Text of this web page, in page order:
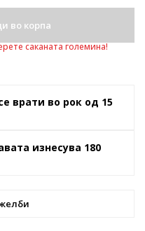
во корпа
саканата големина!
врати во рок од 15
изнесува 180